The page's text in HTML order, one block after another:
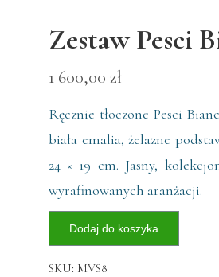
Zestaw Pesci
1 600,00 zł
Ręcznie tłoczone Pesci
biała emalia, żelazne
24 × 19 cm. Jasny,
wyrafinowanych aranżacji.
Zestaw
Pesci
Dodaj do koszyka
SKU: MVS8